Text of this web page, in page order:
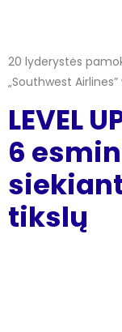
20 lyderystės
„Southwest
LEVEL
6
tikslų